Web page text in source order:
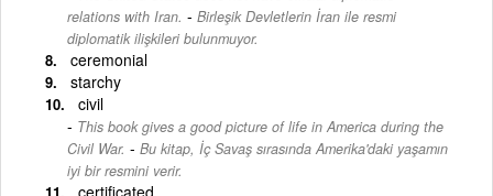
relations with Iran. - Birleşik Devletlerin İran ile resmi
diplomatik ilişkileri bulunmuyor.
ceremonial
starchy
civil
This book gives a good picture of life in America during the
Civil War. - Bu kitap, İç Savaş sırasında Amerika'daki yaşamın
iyi bir resmini verir.
certificated